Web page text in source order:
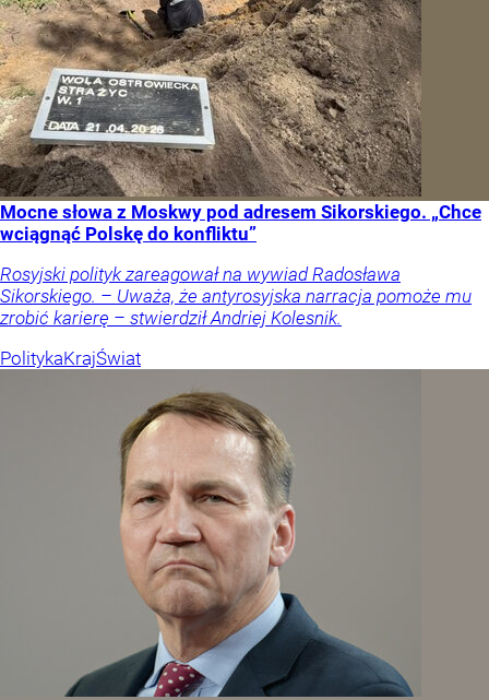
Mocne słowa z Moskwy pod adresem Sikorskiego. „Chce
wciągnąć Polskę do konfliktu”
Rosyjski polityk zareagował na wywiad Radosława
Sikorskiego. – Uważa, że antyrosyjska narracja pomoże mu
zrobić karierę – stwierdził Andriej Kolesnik.
PolitykaKrajŚwiat